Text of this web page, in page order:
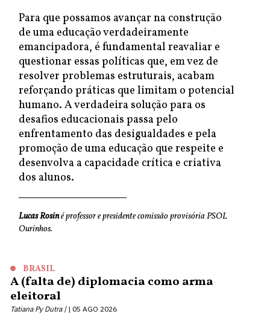
Para que possamos avançar na construção
de uma educação verdadeiramente
emancipadora, é fundamental reavaliar e
questionar essas políticas que, em vez de
resolver problemas estruturais, acabam
reforçando práticas que limitam o potencial
humano. A verdadeira solução para os
desafios educacionais passa pelo
enfrentamento das desigualdades e pela
promoção de uma educação que respeite e
desenvolva a capacidade crítica e criativa
dos alunos.
Lucas Rosiné professor e presidente comissão provisória PSOL
Ourinhos.
BRASIL
A (falta de) diplomacia como arma
eleitoral
Tatiana Py Dutra | 05 AGO 2026